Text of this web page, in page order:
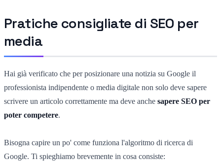
Pratiche consigliate di SEO per
media
Hai già verificato che per posizionare una notizia su Google il
professionista indipendente o media digitale non solo deve sapere
scrivere un articolo correttamente ma deve anche sapere SEO per
poter competere.
Bisogna capire un po' come funziona l'algoritmo di ricerca di
Google. Ti spieghiamo brevemente in cosa consiste: